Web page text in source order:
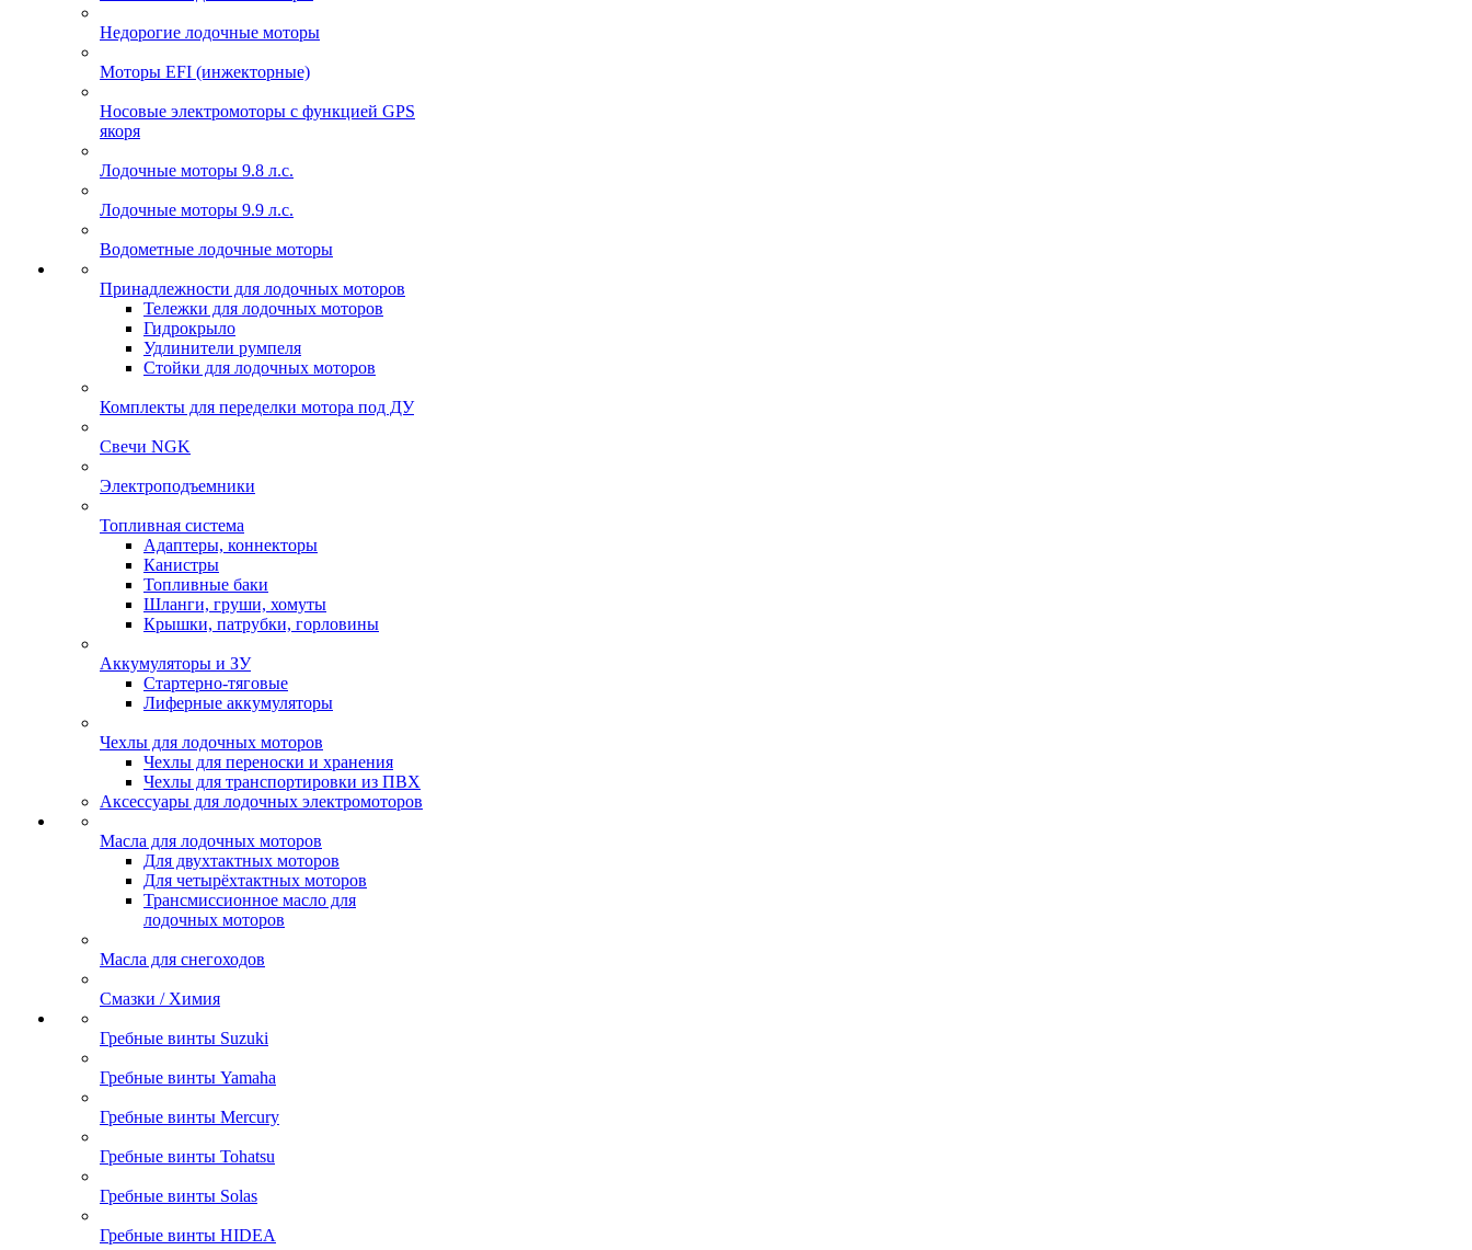
Недорогие лодочные моторы
Моторы EFI (инжекторные)
Носовые электромоторы с функцией GPS
якоря
Лодочные моторы 9.8 л.с.
Лодочные моторы 9.9 л.с.
Водометные лодочные моторы
Принадлежности для лодочных моторов
Тележки для лодочных моторов
Гидрокрыло
Удлинители румпеля
Стойки для лодочных моторов
Комплекты для переделки мотора под ДУ
Свечи NGK
Электроподъемники
Топливная система
Адаптеры, коннекторы
Канистры
Топливные баки
Шланги, груши, хомуты
Крышки, патрубки, горловины
Аккумуляторы и ЗУ
Стартерно-тяговые
Лиферные аккумуляторы
Чехлы для лодочных моторов
Чехлы для переноски и хранения
Чехлы для транспортировки из ПВХ
Аксессуары для лодочных электромоторов
Масла для лодочных моторов
Для двухтактных моторов
Для четырёхтактных моторов
Трансмиссионное масло для
лодочных моторов
Масла для снегоходов
Смазки / Химия
Гребные винты Suzuki
Гребные винты Yamaha
Гребные винты Mercury
Гребные винты Tohatsu
Гребные винты Solas
Гребные винты HIDEA